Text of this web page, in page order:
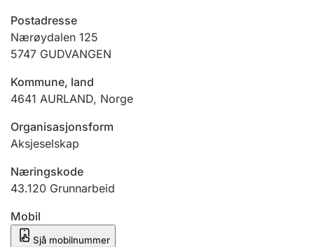
Ektepaktrettleiaren
Postadresse
Nærøydalen 125
5747 GUDVANGEN
Kommune, land
4641 AURLAND, Norge
Organisasjonsform
Aksjeselskap
Næringskode
43.120 Grunnarbeid
Mobil
Sjå mobilnummer